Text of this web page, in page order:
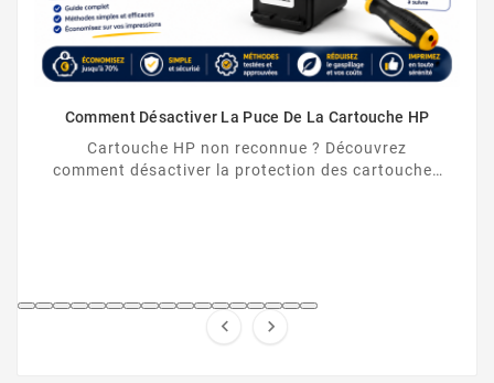
Comment Désactiver La Puce De La Cartouche HP
Cartouche HP non reconnue ? Découvrez
comment désactiver la protection des cartouches
 